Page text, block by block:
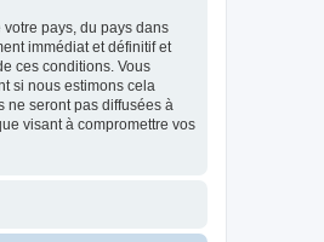
pays, du pays dans
immédiat et définitif et
ces conditions. Vous
si nous estimons cela
ne seront pas diffusées à
visant à compromettre vos